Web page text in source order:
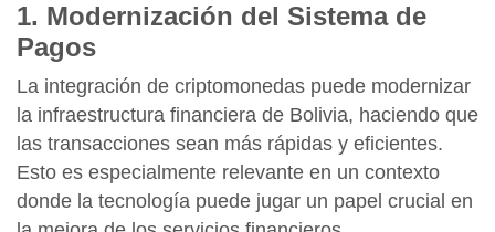
1. Modernización del Sistema de
Pagos
La integración de criptomonedas puede modernizar
la infraestructura financiera de Bolivia, haciendo que
las transacciones sean más rápidas y eficientes.
Esto es especialmente relevante en un contexto
donde la tecnología puede jugar un papel crucial en